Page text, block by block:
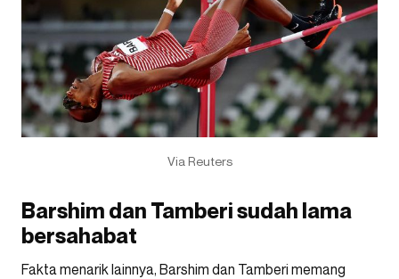
Via Reuters
Barshim dan Tamberi sudah lama
bersahabat
Fakta menarik lainnya, Barshim dan Tamberi memang